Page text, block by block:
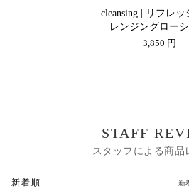
cleansing | リフレッ
レンジングロー
3,850 円
STAFF
スタッフによる商品
新着順 新